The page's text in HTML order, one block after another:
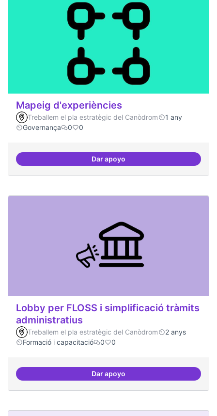
Mapeig d'experiències
Treballem el pla estratègic del Canòdrom
1 any
Governança
0 0
Dar apoyoMapeig d'experiències
Lobby per FLOSS i simplificació tràmits
administratius
Treballem el pla estratègic del Canòdrom
2 anys
Formació i capacitació
0 0
Dar apoyoLobby per FLOSS i